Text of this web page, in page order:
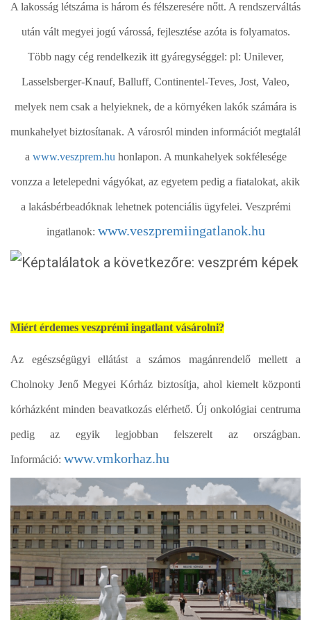
A lakosság létszáma is három és félszeresére nőtt. A rendszerváltás
után vált megyei jogú várossá, fejlesztése azóta is folyamatos.
Több nagy cég rendelkezik itt gyáregységgel: pl: Unilever,
Lasselsberger-Knauf, Balluff, Continentel-Teves, Jost, Valeo,
melyek nem csak a helyieknek, de a környéken lakók számára is
munkahelyet biztosítanak. A városról minden információt megtalál
a www.veszprem.hu honlapon. A munkahelyek sokfélesége
vonzza a letelepedni vágyókat, az egyetem pedig a fiatalokat, akik
a lakásbérbeadóknak lehetnek potenciális ügyfelei. Veszprémi
ingatlanok: www.veszpremiingatlanok.hu
Miért érdemes veszprémi ingatlant vásárolni?
Az egészségügyi ellátást a számos magánrendelő mellett a
Cholnoky Jenő Megyei Kórház biztosítja, ahol kiemelt központi
kórházként minden beavatkozás elérhető. Új onkológiai centruma
pedig az egyik legjobban felszerelt az országban.
Információ: www.vmkorhaz.hu